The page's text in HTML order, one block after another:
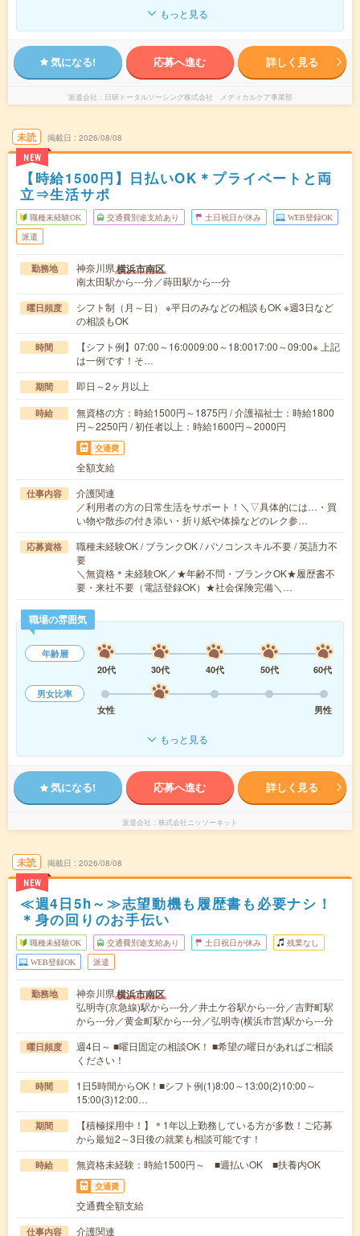
もっと見る
気になる! 応募へ進む 詳しく見る
派遣会社 日研トータルソーシング株式会社 メディカルケア事業部
未読
NEW
掲載日 2026/08/08
【時給1500円】日払いOK＊プライベートと両
立⇒生活サポ
職種未経験OK 交通費別途支給あり 土日祝日が休み WEB登録OK
派遣
勤務地 神奈川県横浜市南区
南太田駅から---分／蒔田駅から---分
曜日頻度
シフト制（月～日） ※平日のみなどの相談もOK ※週3日など
の相談もOK
時間
【シフト例】07:00～16:0009:00～18:0017:00～09:00※ 上記
は一例です！そ…
期間 即日～2ヶ月以上
時給
無資格の方：時給1500円～1875円 / 介護福祉士：時給1800
円～2250円 / 初任者以上：時給1600円～2000円
交通費
全額支給
仕事内容
介護関連
／利用者の方の日常生活をサポート！＼▽具体的には…・買
い物や散歩の付き添い・折り紙や体操などのレク参…
応募資格
職種未経験OK / ブランクOK / パソコンスキル不要 / 英語力不
要
＼無資格＊未経験OK／★年齢不問・ブランクOK★履歴書不
要・来社不要（電話登録OK）★社会保険完備＼…
職場の雰囲気
年齢層
20代
30代 40代 50代
60代
男女比率
女性
男性
もっと見る
気になる! 応募へ進む 詳しく見る
派遣会社 株式会社ニッソーネット
未読
NEW
掲載日 2026/08/08
≪週4日5h～≫志望動機も履歴書も必要ナシ！
＊身の回りのお手伝い
職種未経験OK 交通費別途支給あり 土日祝日が休み 残業なし
WEB登録OK 派遣
勤務地 神奈川県横浜市南区
弘明寺(京急線)駅から---分／井土ケ谷駅から---分／吉野町駅
から---分／黄金町駅から---分／弘明寺(横浜市営)駅から---分
曜日頻度
週4日～ ■曜日固定の相談OK！ ■希望の曜日があればご相談
ください！
時間
1日5時間からOK！■シフト例(1)8:00～13:00(2)10:00～
15:00(3)12:00…
期間
【積極採用中！】＊1年以上勤務している方が多数！ご応募
から最短2～3日後の就業も相談可能です！
時給 無資格未経験：時給1500円～ ■週払いOK ■扶養内OK
交通費
交通費全額支給
仕事内容 介護関連